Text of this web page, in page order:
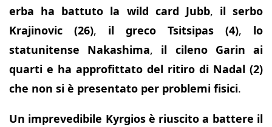
erba ha battuto la wild card Jubb, il serbo
Krajinovic (26), il greco Tsitsipas (4), lo
statunitense Nakashima, il cileno Garin ai
quarti e ha approfittato del ritiro di Nadal (2)
che non si è presentato per problemi fisici.
Un imprevedibile Kyrgios è riuscito a battere il